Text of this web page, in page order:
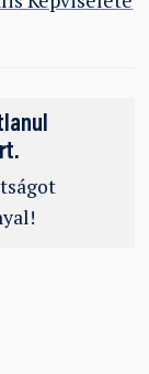
eSports
has
mainstream
of
both
fans, and